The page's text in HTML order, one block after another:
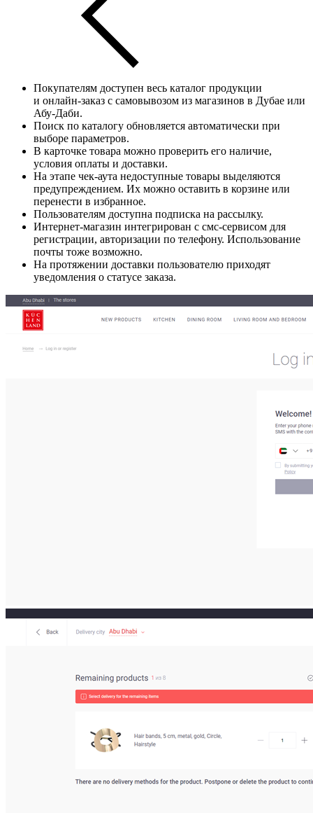
Покупателям доступен весь каталог продукции
и онлайн-заказ с самовывозом из магазинов в Дубае или
Абу-Даби.
Поиск по каталогу обновляется автоматически при
выборе параметров.
В карточке товара можно проверить его наличие,
условия оплаты и доставки.
На этапе чек-аута недоступные товары выделяются
предупреждением. Их можно оставить в корзине или
перенести в избранное.
Пользователям доступна подписка на рассылку.
Интернет-магазин интегрирован с смс-сервисом для
регистрации, авторизации по телефону. Использование
почты тоже возможно.
На протяжении доставки пользователю приходят
уведомления о статусе заказа.